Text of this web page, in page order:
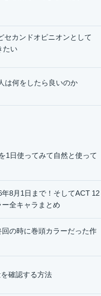
セカンドオピニオンとして
たい
は何をしたら良いのか
1日使ってみて自然と使って
8月1日まで！そしてACT 12
全キャラまとめ
の時に巻頭カラーだった作
確認する方法